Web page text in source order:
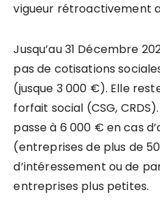
vigueur rétroactivement
Jusqu’au 31 Décembre
pas de cotisations
(jusque 3 000 €). Elle
forfait social (CSG,
passe à 6 000 € en cas
(entreprises de plus de
d’intéressement ou de
entreprises plus petites.